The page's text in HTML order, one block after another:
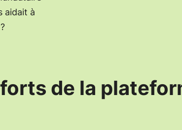
aidait à
de la